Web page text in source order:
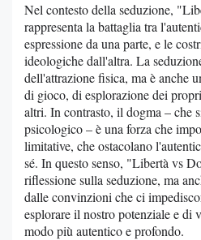
Nel contesto della seduzione,
rappresenta la battaglia tra
espressione da una parte, e le
ideologiche dall'altra. La
dell'attrazione fisica, ma è anche
di gioco, di esplorazione dei
altri. In contrasto, il dogma – che
psicologico – è una forza che
limitative, che ostacolano
sé. In questo senso, "Libertà vs
riflessione sulla seduzione, ma
dalle convinzioni che ci
esplorare il nostro potenziale e di
modo più autentico e profondo.